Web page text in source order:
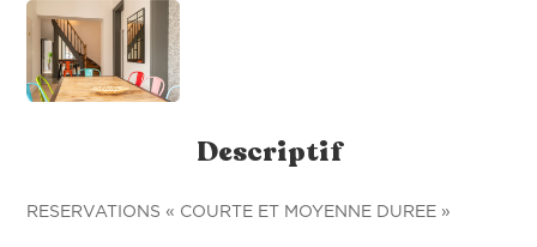
Descriptif
RESERVATIONS « COURTE ET MOYENNE DUREE »